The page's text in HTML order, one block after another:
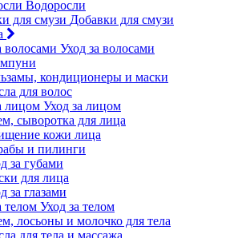
Водоросли
Добавки для смузи
Уход за волосами
кондиционеры и маски
для волос
Уход за лицом
сыворотка для лица
кожи лица
и пилинги
за губами
для лица
за глазами
Уход за телом
лосьоны и молочко для тела
для тела и массажа